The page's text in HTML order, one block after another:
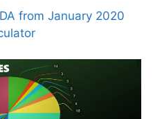
from January 2020